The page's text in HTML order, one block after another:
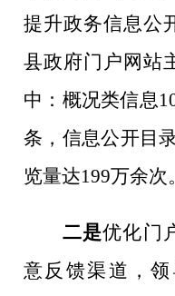
提升政务信息公
县政府门户网站
中：概况类信息
条，信息公开目
览量达199万余次
二是优化门
意反馈渠道，